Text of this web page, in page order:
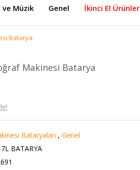
ve Müzik Genel İkinci El Ürünler
Batarya
Makinesi Batarya
Bataryaları , Genel
BATARYA